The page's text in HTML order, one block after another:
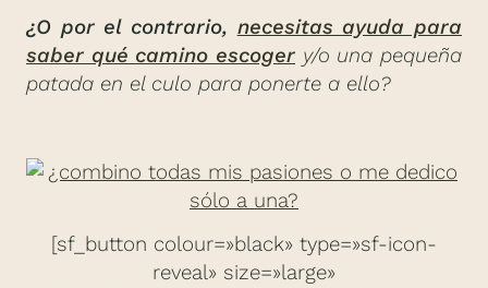
¿O por el contrario, necesitas ayuda para
saber qué camino escoger y/o una pequeña
patada en el culo para ponerte a ello?
[sf_button colour=»black» type=»sf-icon-
reveal» size=»large»